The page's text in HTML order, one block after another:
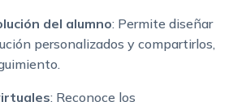
del alumno: Permite diseñar
personalizados y compartirlos,
: Reconoce los